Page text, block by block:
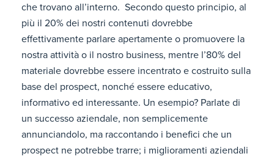
che trovano all’interno. Secondo questo principio, al
più il 20% dei nostri contenuti dovrebbe
effettivamente parlare apertamente o promuovere la
nostra attività o il nostro business, mentre l’80% del
materiale dovrebbe essere incentrato e costruito sulla
base del prospect, nonché essere educativo,
informativo ed interessante. Un esempio? Parlate di
un successo aziendale, non semplicemente
annunciandolo, ma raccontando i benefici che un
prospect ne potrebbe trarre; i miglioramenti aziendali